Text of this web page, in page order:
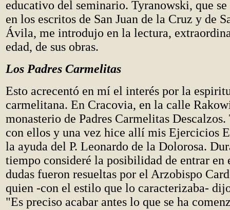
educativo del seminario. Tyranowski, que
en los escritos de San Juan de la Cruz y de
Ávila, me introdujo en la lectura,
edad, de sus obras.
Los Padres Carmelitas
Esto acrecentó en mí el interés por la
carmelitana. En Cracovia, en la calle
monasterio de Padres Carmelitas
con ellos y una vez hice allí mis Ejercicios
la ayuda del P. Leonardo de la Dolorosa.
tiempo consideré la posibilidad de entrar en
dudas fueron resueltas por el Arzobispo
quien -con el estilo que lo caracterizaba-
"Es preciso acabar antes lo que se ha